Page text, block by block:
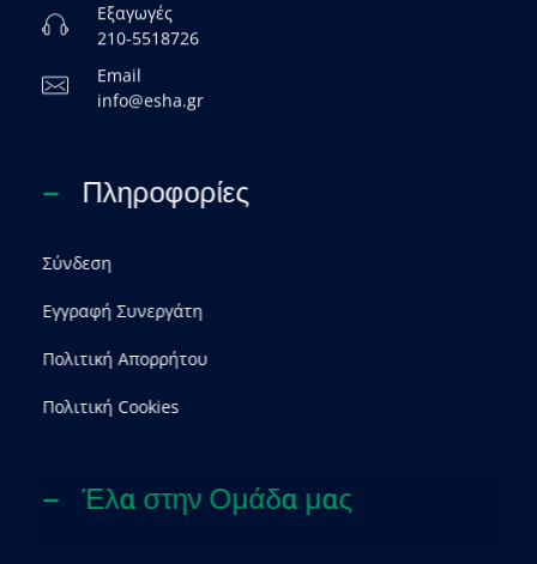
Εξαγωγές
210-5518726
Email
info@esha.gr
Πληροφορίες
Σύνδεση
Εγγραφή Συνεργάτη
Πολιτική Απορρήτου
Πολιτική Cookies
Έλα στην Ομάδα μας